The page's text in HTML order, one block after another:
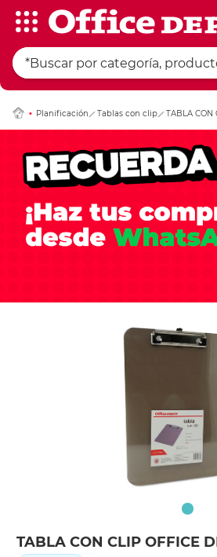
Planificación Tablas con clip TABLA CON
TABLA CON CLIP OFFICE